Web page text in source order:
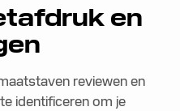
en
reviewen en
identificeren om je